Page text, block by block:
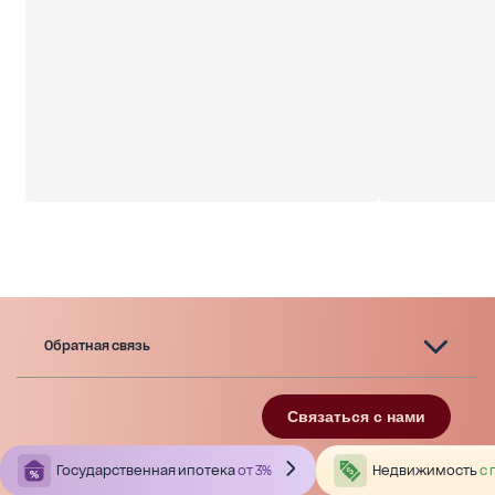
Обратная связь
Связаться с нами
Государственная ипотекаот 3% Недвижимостьс